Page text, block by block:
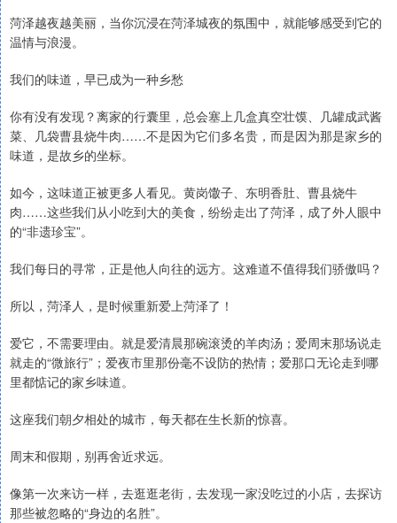
菏泽越夜越美丽，当你沉浸在菏泽城夜的氛围中，就能够感受到它的
温情与浪漫。
我们的味道，早已成为一种乡愁
你有没有发现？离家的行囊里，总会塞上几盒真空壮馍、几罐成武酱
菜、几袋曹县烧牛肉……不是因为它们多名贵，而是因为那是家乡的
味道，是故乡的坐标。
如今，这味道正被更多人看见。黄岗馓子、东明香肚、曹县烧牛
肉……这些我们从小吃到大的美食，纷纷走出了菏泽，成了外人眼中
的“非遗珍宝”。
我们每日的寻常，正是他人向往的远方。这难道不值得我们骄傲吗？
所以，菏泽人，是时候重新爱上菏泽了！
爱它，不需要理由。就是爱清晨那碗滚烫的羊肉汤；爱周末那场说走
就走的“微旅行”；爱夜市里那份毫不设防的热情；爱那口无论走到哪
里都惦记的家乡味道。
这座我们朝夕相处的城市，每天都在生长新的惊喜。
周末和假期，别再舍近求远。
像第一次来访一样，去逛逛老街，去发现一家没吃过的小店，去探访
那些被忽略的“身边的名胜”。